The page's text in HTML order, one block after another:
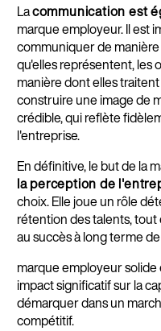
Lacommunication est
marque employeur. Il est
communiquer de
qu'elles représentent, les
manière dont elles
construire une image de
crédible, qui reflète
l'entreprise.
En définitive, le but de la
la perception de
choix. Elle joue un rôle
rétention des talents,
au succès à long terme
marque employeur
impact significatif sur la
démarquer dans un
compétitif.